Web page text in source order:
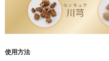
使用方法